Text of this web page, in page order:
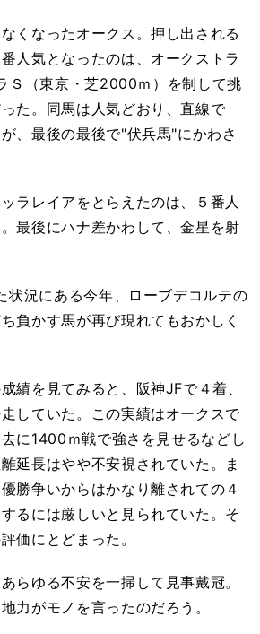
くなったオークス。押し出される
人気となったのは、オークストラ
Ｓ（東京・芝2000ｍ）を制して挑
た。同馬は人気どおり、直線で
、最後の最後で"伏兵馬"にかわさ
ラレイアをとらえたのは、５番人
最後にハナ差かわして、金星を射
況にある今年、ローブデコルテの
負かす馬が再び現れてもおかしく
績を見てみると、阪神JFで４着、
していた。この実績はオークスで
に1400ｍ戦で強さを見せるなどし
延長はやや不安視されていた。ま
勝争いからはかなり離されての４
るには厳しいと見られていた。そ
価にとどまった。
らゆる不安を一掃して見事戴冠。
力がモノを言ったのだろう。